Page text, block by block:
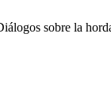
sobre la